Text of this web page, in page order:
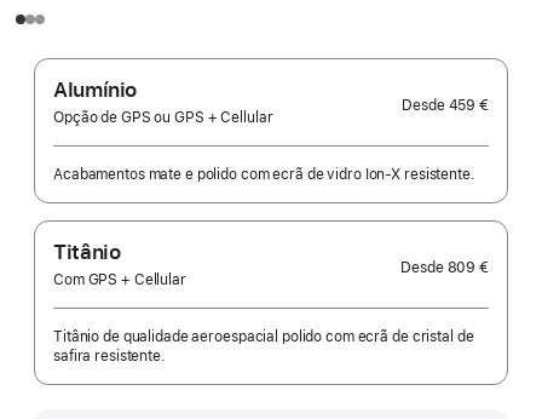
Alumínio
Opção de GPS ou GPS + Cellular
Desde 459 €
Acabamentos mate e polido com ecrã de vidro Ion‑X resistente.
Titânio
Com GPS + Cellular
Desde 809 €
Titânio de qualidade aeroespacial polido com ecrã de cristal de
safira resistente.